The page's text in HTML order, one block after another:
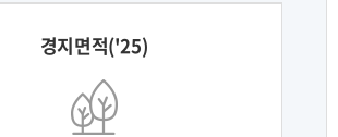
경지면적('25)